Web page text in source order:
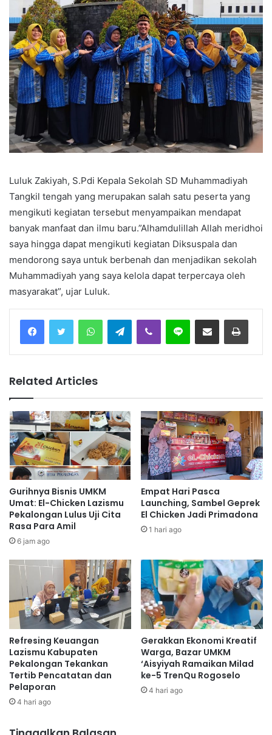
Luluk Zakiyah, S.Pdi Kepala Sekolah SD Muhammadiyah
Tangkil tengah yang merupakan salah satu peserta yang
mengikuti kegiatan tersebut menyampaikan mendapat
banyak manfaat dan ilmu baru.”Alhamdulillah Allah meridhoi
saya hingga dapat mengikuti kegiatan Diksuspala dan
mendorong saya untuk berbenah dan menjadikan sekolah
Muhammadiyah yang saya kelola dapat terpercaya oleh
masyarakat”, ujar Luluk.
Telegram
Related Articles
Gurihnya Bisnis UMKM
Umat: El-Chicken Lazismu
Pekalongan Lulus Uji Cita
Rasa Para Amil
6 jam ago
Empat Hari Pasca
Launching, Sambel Geprek
El Chicken Jadi Primadona
1 hari ago
Refresing Keuangan
Lazismu Kabupaten
Pekalongan Tekankan
Tertib Pencatatan dan
Pelaporan
4 hari ago
Gerakkan Ekonomi Kreatif
Warga, Bazar UMKM
‘Aisyiyah Ramaikan Milad
ke-5 TrenQu Rogoselo
4 hari ago